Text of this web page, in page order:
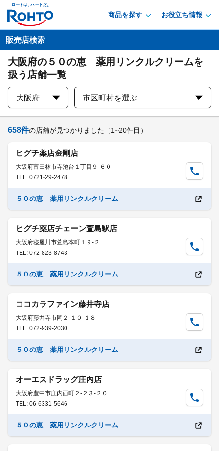
商品を探す お役立ち情報
販売店検索
大阪府の５０の恵 薬用リンクルクリームを
扱う店舗一覧
大阪府 市区町村を選ぶ
658件の店舗が見つかりました （1~20件目）
ヒグチ薬店金剛店
大阪府富田林市寺池台１丁目９-６０
TEL: 0721-29-2478
５０の恵 薬用リンクルクリーム
ヒグチ薬店チェーン萱島駅店
大阪府寝屋川市萱島本町１９-２
TEL: 072-823-8743
５０の恵 薬用リンクルクリーム
ココカラファイン藤井寺店
大阪府藤井寺市岡２-１０-１８
TEL: 072-939-2030
５０の恵 薬用リンクルクリーム
オーエスドラッグ庄内店
大阪府豊中市庄内西町２-２３-２０
TEL: 06-6331-5646
５０の恵 薬用リンクルクリーム